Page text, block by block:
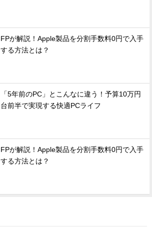
FPが解説！Apple製品を分割手数料0円で入手
する方法とは？
「5年前のPC」とこんなに違う！予算10万円
台前半で実現する快適PCライフ
FPが解説！Apple製品を分割手数料0円で入手
する方法とは？